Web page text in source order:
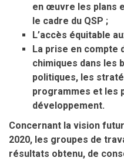
en œuvre les plans
le cadre du QSP ;
L’accès équitable
La prise en compte
chimiques dans les
politiques, les
programmes et les
développement.
Concernant la vision
2020, les groupes de
résultats obtenu, de